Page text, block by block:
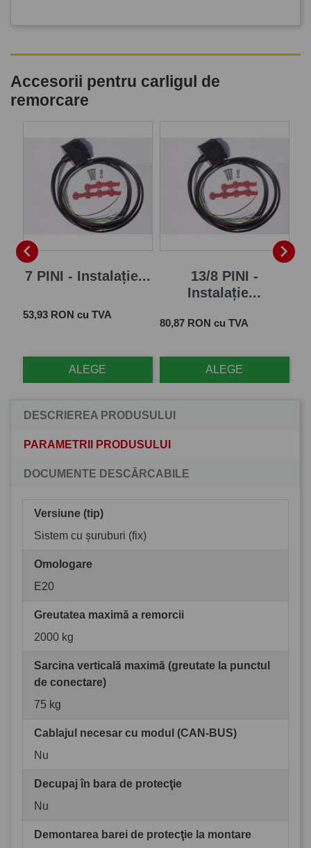
Accesorii pentru carligul de
remorcare

7 PINI - Instalație...
Pret
53,93 RON cu TVA
ALEGE
13/8 PINI -
Instalație...
Pret
80,87 RON cu TVA
ALEGE

DESCRIEREA PRODUSULUI
PARAMETRII PRODUSULUI
DOCUMENTE DESCĂRCABILE
Versiune (tip)
Sistem cu șuruburi (fix)
Omologare
E20
Greutatea maximă a remorcii
2000 kg
Sarcina verticală maximă (greutate la punctul
de conectare)
75 kg
Cablajul necesar cu modul (CAN-BUS)
Nu
Decupaj în bara de protecţie
Nu
Demontarea barei de protecţie la montare